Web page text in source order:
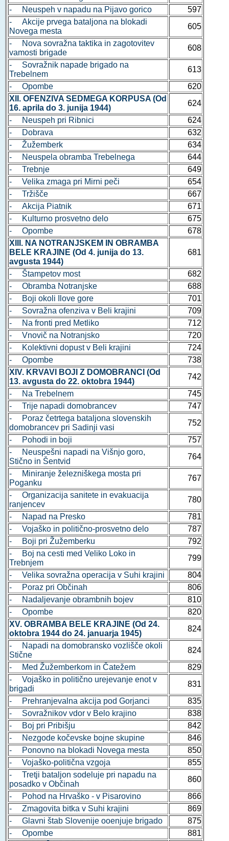
- Neuspeh v napadu na Pijavo gorico
597
- Akcije prvega bataljona na blokadi
Novega mesta
605
- Nova sovražna taktika in zagotovitev
vamosti brigade
608
- Sovražnik napade brigado na
Trebelnem
613
- Opombe
620
XII. OFENZIVA SEDMEGA KORPUSA (Od
16. aprila do 3. junija 1944)
624
- Neuspeh pri Ribnici
624
- Dobrava
632
- Žužemberk
634
- Neuspela obramba Trebelnega
644
- Trebnje
649
- Velika zmaga pri Mirni peči
654
- Tržišče
667
- Akcija Piatnik
671
- Kulturno prosvetno delo
675
- Opombe
678
XIII. NA NOTRANJSKEM IN OBRAMBA
BELE KRAJINE (Od 4. junija do 13.
avgusta 1944)
681
- Štampetov most
682
- Obramba Notranjske
688
- Boji okoli Ilove gore
701
- Sovražna ofenziva v Beli krajini
709
- Na fronti pred Metliko
712
- Vnovič na Notranjsko
720
- Kolektivni dopust v Beli krajini
724
- Opombe
738
XIV. KRVAVI BOJI Z DOMOBRANCI (Od
13. avgusta do 22. oktobra 1944)
742
- Na Trebelnem
745
- Trije napadi domobrancev
747
- Poraz četrtega bataljona slovenskih
domobrancev pri Sadinji vasi
752
- Pohodi in boji
757
- Neuspešni napadi na Višnjo goro,
Stično in Šentvid
764
- Miniranje železniškega mosta pri
Poganku
767
- Organizacija sanitete in evakuacija
ranjencev
780
- Napad na Presko
781
- Vojaško in politično-prosvetno delo
787
- Boji pri Žužemberku
792
- Boj na cesti med Veliko Loko in
Trebnjem
799
- Velika sovražna operacija v Suhi krajini
804
- Poraz pri Občinah
806
- Nadaljevanje obrambnih bojev
810
- Opombe
820
XV. OBRAMBA BELE KRAJINE (Od 24.
oktobra 1944 do 24. januarja 1945)
824
- Napadi na domobransko vozlišče okoli
Stične
824
- Med Žužemberkom in Čatežem
829
- Vojaško in politično urejevanje enot v
brigadi
831
- Prehranjevalna akcija pod Gorjanci
835
- Sovražnikov vdor v Belo krajino
838
- Boj pri Pribišju
842
- Nezgode kočevske bojne skupine
846
- Ponovno na blokadi Novega mesta
850
- Vojaško-politična vzgoja
855
- Tretji bataljon sodeluje pri napadu na
posadko v Občinah
860
- Pohod na Hrvaško - v Pisarovino
866
- Zmagovita bitka v Suhi krajini
869
- Glavni štab Slovenije ooenjuje brigado
875
- Opombe
881